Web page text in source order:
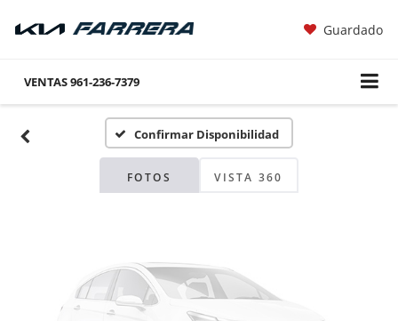
Guardado
VENTAS961-236-7379
Confirmar Disponibilidad
FOTOS VISTA 360
Fotos No
Disponibles
Por favor, revise luego